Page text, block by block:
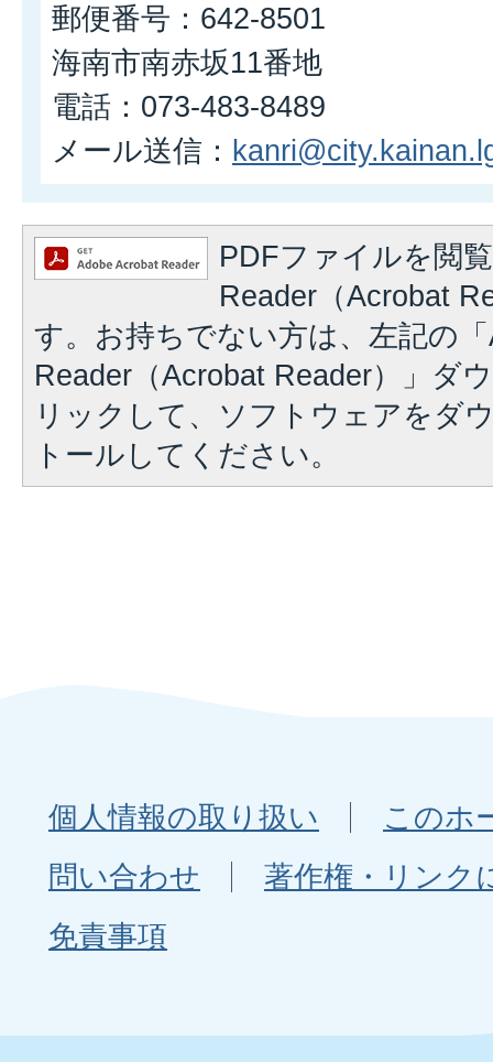
郵便番号：642-8501
海南市南赤坂11番地
電話：073-483-8489
メール送信：
PDFファイルを閲
Reader（Acrobat
す。お持ちでない方は、左記の
Reader（Acrobat Reader）」ダ
リックして、ソフトウェアをダ
トールしてください。
個人情報の取り扱い
このホ
問い合わせ
著作権・リンク
免責事項